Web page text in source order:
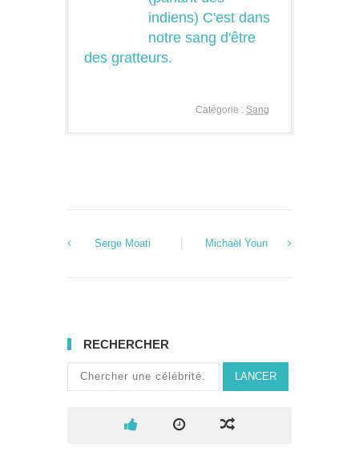
indiens) C'est dans
notre sang d'être
des gratteurs.
Catégorie : Sang
Serge Moati Michaël Youn
RECHERCHER
LANCER